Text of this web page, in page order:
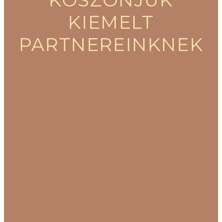
KIEMELT
PARTNEREINKNEK